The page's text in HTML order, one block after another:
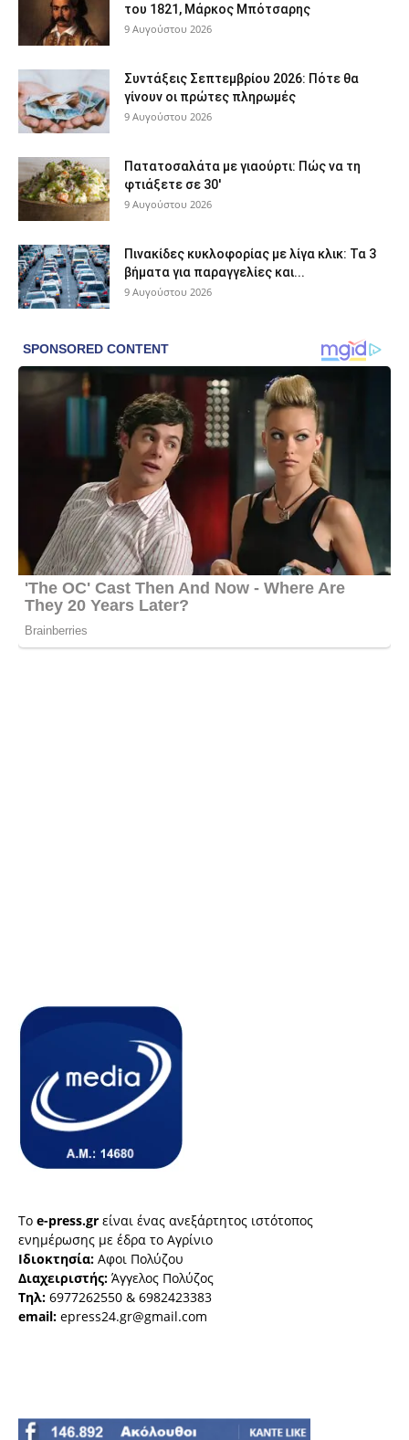
του 1821, Μάρκος Μπότσαρης
9 Αυγούστου 2026
Συντάξεις Σεπτεμβρίου 2026: Πότε θα
γίνουν οι πρώτες πληρωμές
9 Αυγούστου 2026
Πατατοσαλάτα με γιαούρτι: Πώς να τη
φτιάξετε σε 30′
9 Αυγούστου 2026
Πινακίδες κυκλοφορίας με λίγα κλικ: Τα 3
βήματα για παραγγελίες και...
9 Αυγούστου 2026
Το e-press.gr είναι ένας ανεξάρτητος ιστότοπος
ενημέρωσης με έδρα το Αγρίνιο
Ιδιοκτησία: Αφοι Πολύζου
Διαχειριστής: Άγγελος Πολύζος
Τηλ: 6977262550 & 6982423383
email: epress24.gr@gmail.com